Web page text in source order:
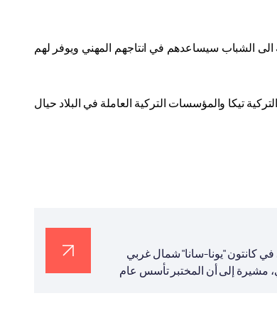
الى الشباب سيساعدهم في انتاجهم المهني ويوفر لهم
تيكا والمؤسسات التركية العاملة في البلاد حيال
في كانتون "يونا-سانا" شمال غربي
مشيرة إلى أن المختبر تأسس عام